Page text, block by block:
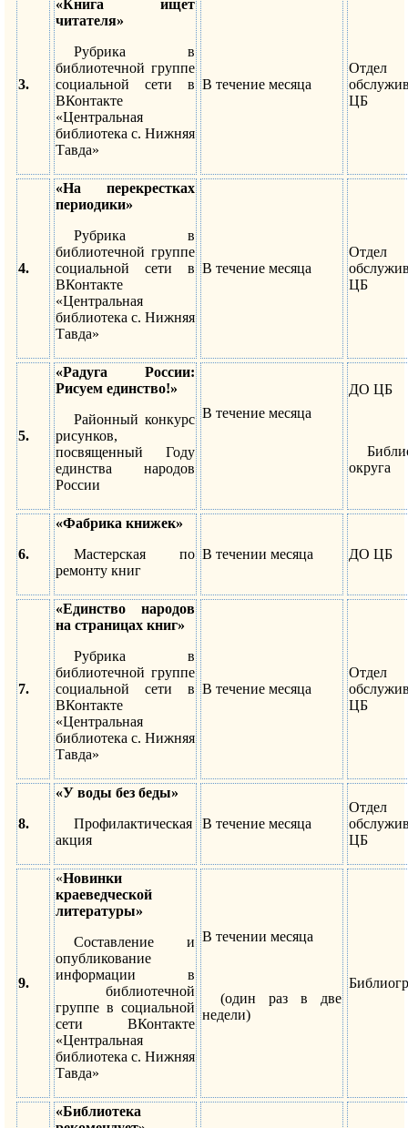
3.
«Книга ищет
читателя»
Рубрика в
библиотечной группе
социальной сети в
ВКонтакте
«Центральная
библиотека с. Нижняя
Тавда»
В течение месяца
Отдел
ЦБ
4.
«На перекрестках
периодики»
Рубрика в
библиотечной группе
социальной сети в
ВКонтакте
«Центральная
библиотека с. Нижняя
Тавда»
В течение месяца
Отдел
ЦБ
5.
«Радуга России:
Рисуем единство!»
Районный конкурс
рисунков,
посвященный Году
единства народов
России
В течение месяца
ДО ЦБ
округа
6.
«Фабрика книжек»
Мастерская по
ремонту книг
В течении месяца ДО ЦБ
7.
«Единство народов
на страницах книг»
Рубрика в
библиотечной группе
социальной сети в
ВКонтакте
«Центральная
библиотека с. Нижняя
Тавда»
В течение месяца
Отдел
ЦБ
8.
«У воды без беды»
Профилактическая
акция
В течение месяца
Отдел
ЦБ
9.
«Новинки
краеведческой
литературы»
Составление и
опубликование
информации в
библиотечной
группе в социальной
сети ВКонтакте
«Центральная
библиотека с. Нижняя
Тавда»
В течении месяца
(один раз в две
недели)
«Библиотека